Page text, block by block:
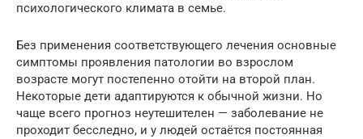
психологического климата в семье.
Без применения соответствующего лечения основные
симптомы проявления патологии во взрослом
возрасте могут постепенно отойти на второй план.
Некоторые дети адаптируются к обычной жизни. Но
чаще всего прогноз неутешителен — заболевание не
проходит бесследно, и у людей остаётся постоянная